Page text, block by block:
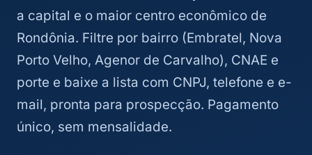
a capital e o maior centro econômico de
Rondônia. Filtre por bairro (Embratel, Nova
Porto Velho, Agenor de Carvalho), CNAE e
porte e baixe a lista com CNPJ, telefone e e-
mail, pronta para prospecção. Pagamento
único, sem mensalidade.